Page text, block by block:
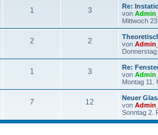
1 3
Re:
von
Mittwoch
2 2
von
1 3
Re:
von
Montag 11.
7 12
Neuer
von
Sonntag 2.